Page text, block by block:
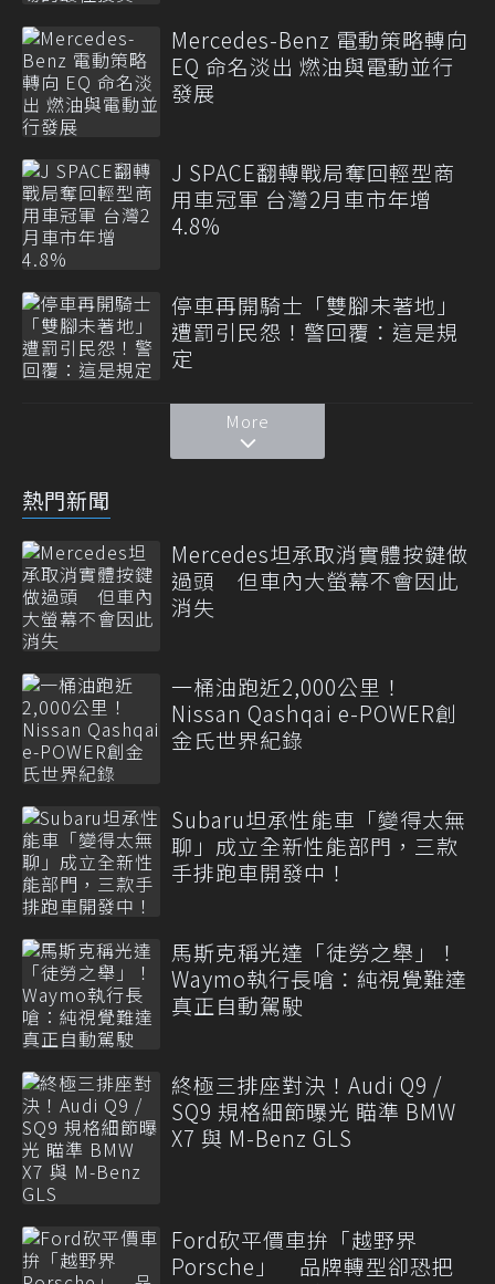
Mercedes-Benz 電動策略轉向
EQ 命名淡出 燃油與電動並行
發展
J SPACE翻轉戰局奪回輕型商
用車冠軍 台灣2月車市年增
4.8%
停車再開騎士「雙腳未著地」
遭罰引民怨！警回覆：這是規
定
More
熱門新聞
Mercedes坦承取消實體按鍵做
過頭 但車內大螢幕不會因此
消失
一桶油跑近2,000公里！
Nissan Qashqai e-POWER創
金氏世界紀錄
Subaru坦承性能車「變得太無
聊」成立全新性能部門，三款
手排跑車開發中！
馬斯克稱光達「徒勞之舉」！
Waymo執行長嗆：純視覺難達
真正自動駕駛
終極三排座對決！Audi Q9 /
SQ9 規格細節曝光 瞄準 BMW
X7 與 M-Benz GLS
Ford砍平價車拚「越野界
Porsche」 品牌轉型卻恐把